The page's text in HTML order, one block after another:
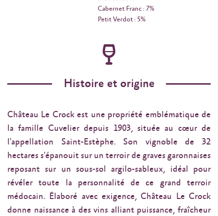
Cabernet Franc : 7%
Petit Verdot : 5%
Histoire et origine
Château Le Crock est une propriété emblématique de
la famille Cuvelier depuis 1903, située au cœur de
l'appellation Saint-Estèphe. Son vignoble de 32
hectares s'épanouit sur un terroir de graves garonnaises
reposant sur un sous-sol argilo-sableux, idéal pour
révéler toute la personnalité de ce grand terroir
médocain. Élaboré avec exigence, Château Le Crock
donne naissance à des vins alliant puissance, fraîcheur